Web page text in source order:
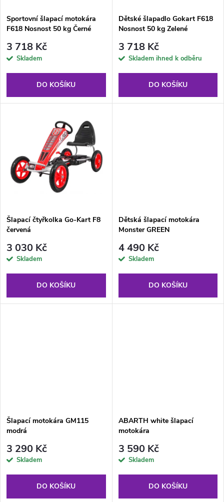
p
r
o
d
k
t
s
p
r
k
ů
Sportovní šlapací motokára
F618 Nosnost 50 kg Černé
3 718 Kč
Skladem
DO KOŠÍKU
Dětské šlapadlo Gokart F618
Nosnost 50 kg Zelené
3 718 Kč
Skladem ihned k odběru
DO KOŠÍKU
Šlapací čtyřkolka Go-Kart F8
červená
3 030 Kč
Skladem
DO KOŠÍKU
Dětská šlapací motokára
Monster GREEN
4 490 Kč
Skladem
DO KOŠÍKU
Šlapací motokára GM115
modrá
3 290 Kč
Skladem
DO KOŠÍKU
ABARTH white šlapací
motokára
3 590 Kč
Skladem
DO KOŠÍKU